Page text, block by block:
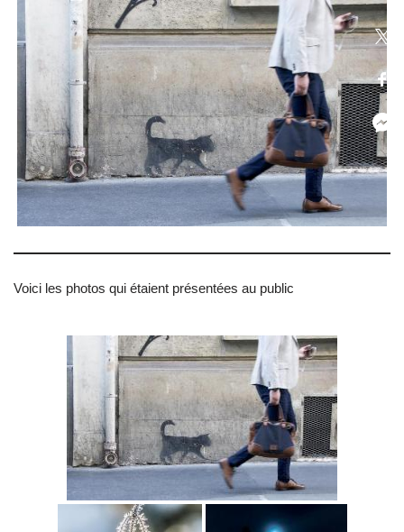
Voici les photos qui étaient présentées au public